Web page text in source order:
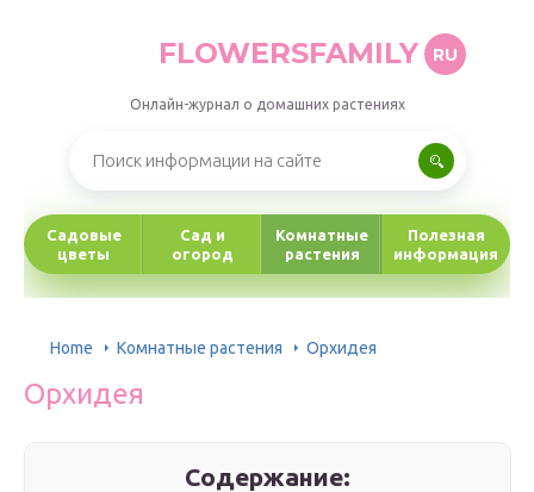
FLOWERSFAMILY RU
Онлайн-журнал о домашних растениях
Садовые
цветы
Сад и
огород
Комнатные
растения
Полезная
информация
Home Комнатные растения Орхидея
Орхидея
Содержание: